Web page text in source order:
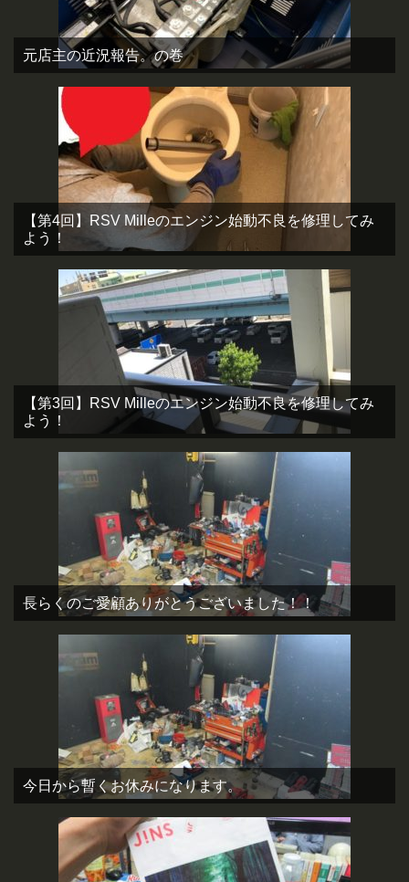
元店主の近況報告。の巻
【第4回】RSV Milleのエンジン始動不良を修理してみ
よう！
【第3回】RSV Milleのエンジン始動不良を修理してみ
よう！
長らくのご愛顧ありがとうございました！！
今日から暫くお休みになります。